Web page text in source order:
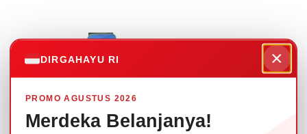
DIRGAHAYU RI ×
PROMO AGUSTUS 2026
Merdeka Belanjanya!